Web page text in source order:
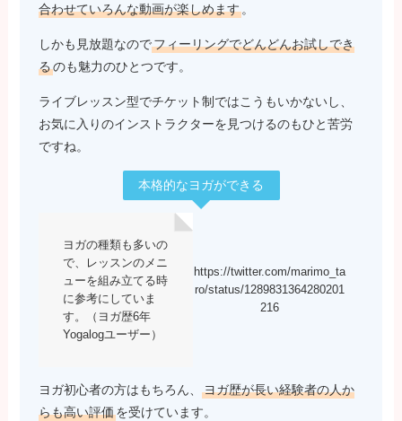
合わせていろんな動画が楽しめます 。
しかも見放題なのでフィーリングでどんどんお試しでき
るのも魅力のひとつです。
ライブレッスン型でチケット制ではこうもいかないし、
お気に入りのインストラクターを見つけるのもひと苦労
ですね。
本格的なヨガができる
ヨガの種類も多いの
で、レッスンのメニ
ューを組み立てる時
に参考にしていま
す。（ヨガ歴6年
Yogalogユーザー）
https://twitter.com/marimo_ta
ro/status/1289831364280201
216
ヨガ初心者の方はもちろん、ヨガ歴が長い経験者の人か
らも高い評価を受けています。